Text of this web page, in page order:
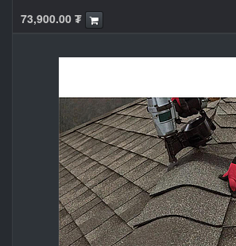
73,900.00 ₮